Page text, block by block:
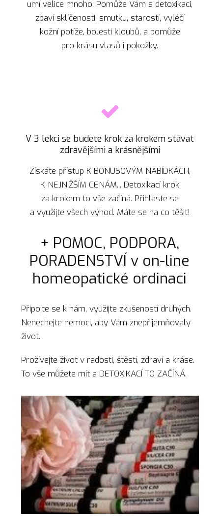
umí velice mnoho. Pomůže Vám s detoxikaci,
zbaví sklíčenosti, smutku, starostí, vyléčí
kožní potíže, bolesti kloubů, a pomůže
pro krásu vlasů i pokožky.
V 3 lekci se budete krok za krokem stávat
zdravějšími a krásnějšími
Získáte přístup K BONUSOVÝM NABÍDKÁCH,
K NEJNIŽŠÍM CENÁM... Detoxikací krok
za krokem to vše začíná. Přihlaste se
a využijte všech výhod. Máte se na co těšit!
+ POMOC, PODPORA,
PORADENSTVÍ v on-line
homeopatické ordinaci
Připojte se k nám, využijte zkušeností druhých.
Nenechejte nemoci, aby Vám znepříjemňovaly
život.
Prožívejte život v radosti, štěstí, zdraví a kráse.
To vše můžete mít a DETOXIKACÍ TO ZAČÍNÁ.